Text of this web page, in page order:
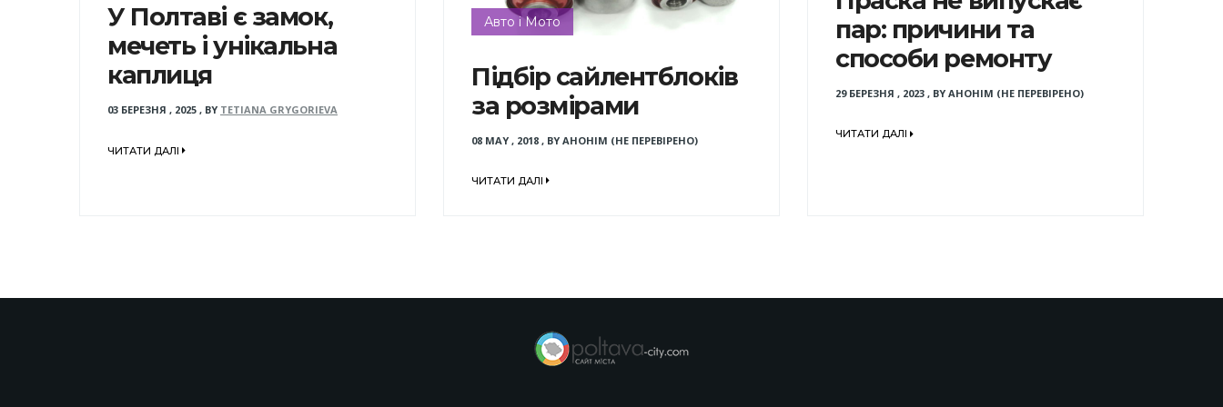
У Полтаві є замок,
мечеть і унікальна
каплиця
03 БЕРЕЗНЯ , 2025 , BY TETIANA GRYGORIEVA
ЧИТАТИ ДАЛІ
Авто і Мото
Підбір сайлентблоків
за розмірами
08 MAY , 2018, BY АНОНІМ (НЕ ПЕРЕВІРЕНО)
ЧИТАТИ ДАЛІ
пар: причини та
способи ремонту
29 БЕРЕЗНЯ , 2023, BY АНОНІМ (НЕ ПЕРЕВІРЕНО)
ЧИТАТИ ДАЛІ